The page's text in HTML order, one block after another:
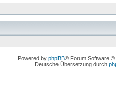
Powered by phpBB® Forum Software ©
Deutsche Übersetzung durch